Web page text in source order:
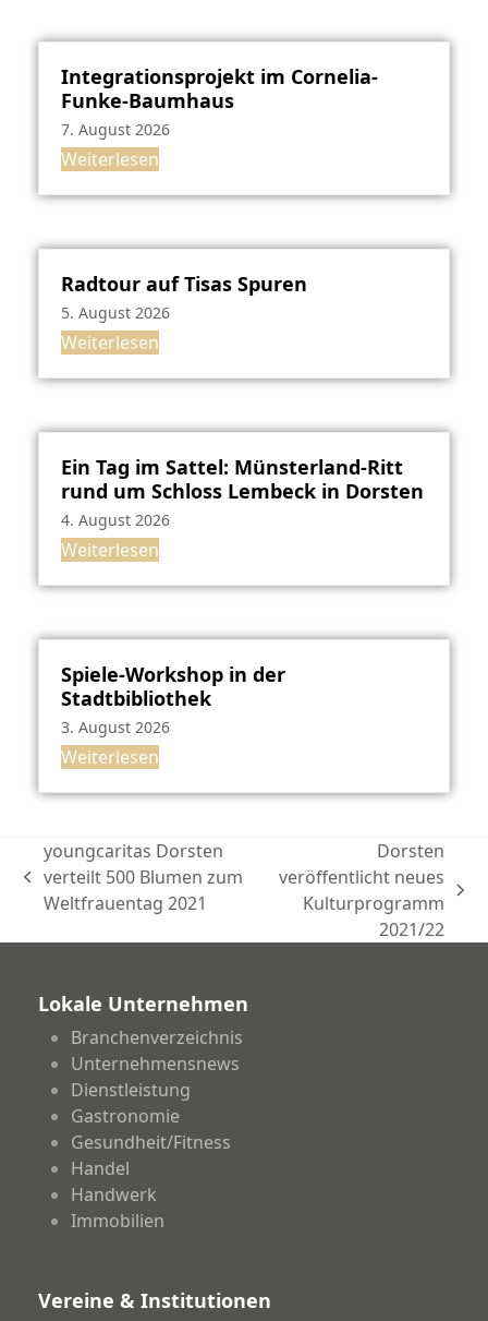
Integrationsprojekt im Cornelia-
Funke-Baumhaus
7. August 2026
Weiterlesen
Radtour auf Tisas Spuren
5. August 2026
Weiterlesen
Ein Tag im Sattel: Münsterland-Ritt
rund um Schloss Lembeck in Dorsten
4. August 2026
Weiterlesen
Spiele-Workshop in der
Stadtbibliothek
3. August 2026
Weiterlesen
vorheriger
Beitrag:
youngcaritas Dorsten
verteilt 500 Blumen zum
Weltfrauentag 2021
Nächster
Dorsten
veröffentlicht neues
Kulturprogramm
2021/22
Lokale Unternehmen
Branchenverzeichnis
Unternehmensnews
Dienstleistung
Gastronomie
Gesundheit/Fitness
Handel
Handwerk
Immobilien
Vereine & Institutionen